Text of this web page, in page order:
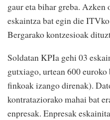
gaur eta bihar greba. Azken
eskaintza bat egin die
Bergarako kontzesioak
Soldatan KPIa gehi 03
gutxiago, urtean 600
finkoak izango direnak).
kontrataziorako mahai bat
enpresak. Enpresak